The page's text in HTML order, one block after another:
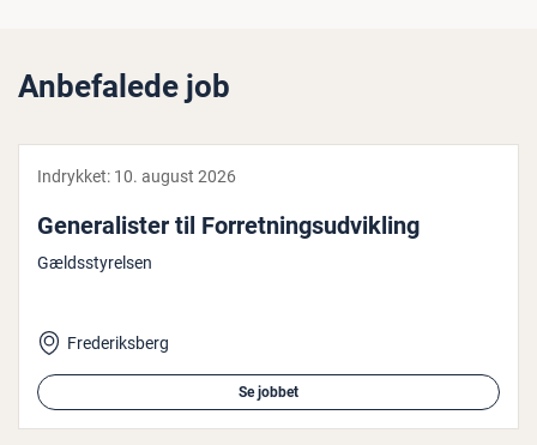
Anbefalede job
Indrykket: 10. august 2026
Ge­ne­ra­li­ster til For­ret­nings­ud­vik­ling
Gældsstyrelsen
Frederiksberg
Se jobbet